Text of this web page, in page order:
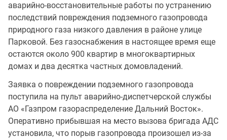
аварийно-восстановительные работы по устранению
последствий повреждения подземного газопровода
природного газа низкого давления в районе улице
Парковой. Без газоснабжения в настоящее время еще
остаются около 900 квартир в многоквартирных
домах и два десятка частных домовладений.
Заявка о повреждении подземного газопровода
поступила на пульт аварийно-диспетчерской службы
АО «Газпром газораспределение Дальний Восток».
Оперативно прибывшая на место вызова бригада АДС
установила, что порыв газопровода произошел из-за